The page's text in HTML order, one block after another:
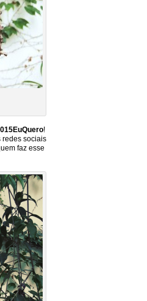
!
redes sociais
faz esse